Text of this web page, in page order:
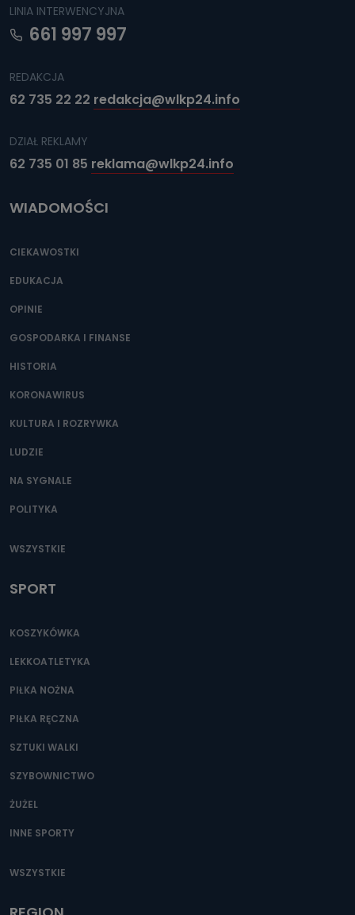
LINIA INTERWENCYJNA
661 997 997
REDAKCJA
62 735 22 22 redakcja@wlkp24.info
DZIAŁ REKLAMY
62 735 01 85 reklama@wlkp24.info
WIADOMOŚCI
CIEKAWOSTKI
EDUKACJA
OPINIE
GOSPODARKA I FINANSE
HISTORIA
KORONAWIRUS
KULTURA I ROZRYWKA
LUDZIE
NA SYGNALE
POLITYKA
WSZYSTKIE
SPORT
KOSZYKÓWKA
LEKKOATLETYKA
PIŁKA NOŻNA
PIŁKA RĘCZNA
SZTUKI WALKI
SZYBOWNICTWO
ŻUŻEL
INNE SPORTY
WSZYSTKIE